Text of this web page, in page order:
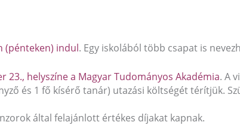
(pénteken) indul. Egy iskolából több csapat is
helyszíne a Magyar Tudományos Akadémia. A
és 1 fő kísérő tanár) utazási költségét térítjük.
által felajánlott értékes díjakat kapnak.